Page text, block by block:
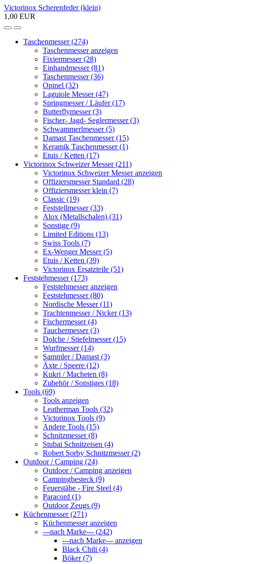
Victorinox Scherenfeder (klein)
1,00 EUR
Taschenmesser (274)
Taschenmesser anzeigen
Fixiermesser (28)
Einhandmesser (81)
Taschenmesser (36)
Opinel (32)
Laguiole Messer (47)
Springmesser / Läufer (17)
Butterflymesser (3)
Fischer- Jagd- Seglermesser (3)
Schwammerlmesser (5)
Damast Taschenmesser (15)
Keramik Taschenmesser (1)
Etuis / Ketten (17)
Victorinox Schweizer Messer (211)
Victorinox Schweizer Messer anzeigen
Offiziersmesser Standard (28)
Offiziersmesser klein (7)
Classic (19)
Feststellmesser (33)
Alox (Metallschalen) (31)
Sonstige (9)
Limited Editions (13)
Swiss Tools (7)
Ex-Wenger Messer (5)
Etuis / Ketten (39)
Victorinox Ersatzteile (51)
Feststehmesser (173)
Feststehmesser anzeigen
Feststehmesser (80)
Nordische Messer (11)
Trachtenmesser / Nicker (13)
Fischermesser (4)
Tauchermesser (3)
Dolche / Stiefelmesser (15)
Wurfmesser (14)
Sammler / Damast (3)
Äxte / Speere (12)
Kukri / Macheten (8)
Zubehör / Sonstiges (18)
Tools (69)
Tools anzeigen
Leatherman Tools (32)
Victorinox Tools (9)
Andere Tools (15)
Schnitzmesser (8)
Stubai Schnitzeisen (4)
Robert Sorby Schnitzmesser (2)
Outdoor / Camping (24)
Outdoor / Camping anzeigen
Campingbesteck (9)
Feuerstäbe - Fire Steel (4)
Paracord (1)
Outdoor Zeugs (9)
Küchenmesser (271)
Küchenmesser anzeigen
---nach Marke--- (242)
---nach Marke--- anzeigen
Black Chili (4)
Böker (7)